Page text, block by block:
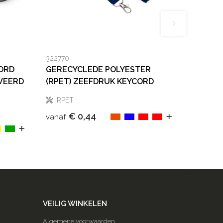
322770
GERECYCLEDE POLYESTER
(RPET) ZEEFDRUK KEYCORD
RPET
vanaf € 0,44
VEILIG WINKELEN
Algemene voorwaarden